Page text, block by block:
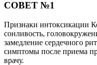
СОВЕТ №1
Признаки интоксикации
сонливость,
замедление сердечного
симптомы после приема
врачу.